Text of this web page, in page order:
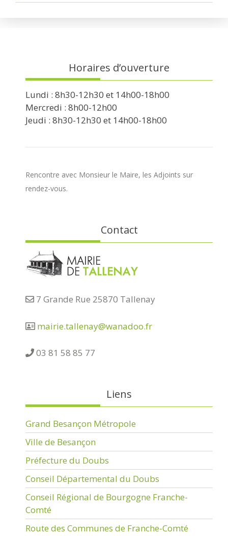
Horaires d’ouverture
Lundi : 8h30-12h30 et 14h00-18h00
Mercredi : 8h00-12h00
Jeudi : 8h30-12h30 et 14h00-18h00
Rencontre avec Monsieur le Maire, les Adjoints sur
rendez-vous.
Contact
7 Grande Rue 25870 Tallenay
mairie.tallenay@wanadoo.fr
03 81 58 85 77
Liens
Grand Besançon Métropole
Ville de Besançon
Préfecture du Doubs
Conseil Départemental du Doubs
Conseil Régional de Bourgogne Franche-
Comté
Route des Communes de Franche-Comté